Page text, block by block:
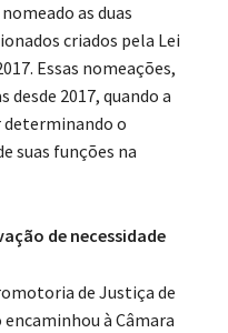
as duas
criados pela Lei
Essas nomeações,
2017, quando a
determinando o
suas funções na
de necessidade
de Justiça de
à Câmara